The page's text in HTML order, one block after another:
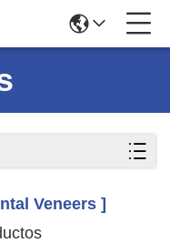
Veneers ]